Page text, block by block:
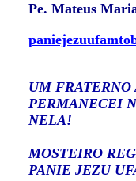
Pe. Mateus
UM
PERMANECEI
NELA!
MOSTEIRO
PANIE JEZU